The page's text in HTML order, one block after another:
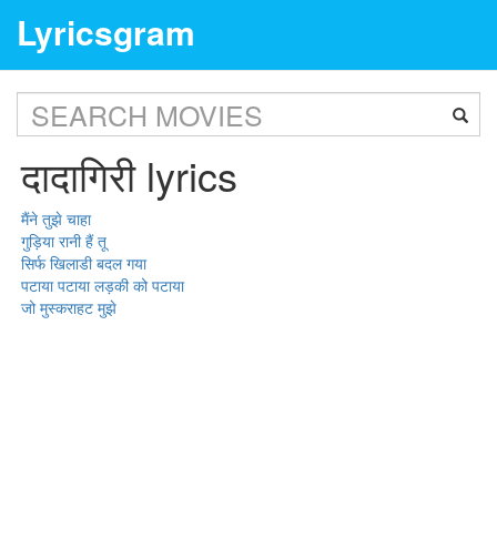
Lyricsgram
दादागिरी lyrics
मैंने तुझे चाहा
गुड़िया रानी हैं तू
सिर्फ खिलाडी बदल गया
पटाया पटाया लड़की को पटाया
जो मुस्कराहट मुझे